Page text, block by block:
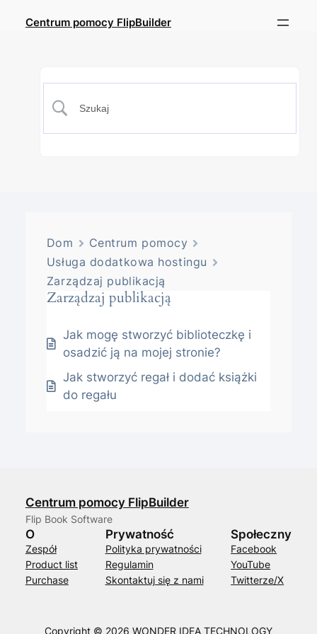
Centrum pomocy FlipBuilder
Dom
Centrum pomocy
Usługa dodatkowa hostingu
Zarządzaj publikacją
Zarządzaj publikacją
Jak mogę stworzyć biblioteczkę i
osadzić ją na mojej stronie?
Jak stworzyć regał i dodać książki
do regału
Centrum pomocy FlipBuilder
Flip Book Software
O
Zespół
Product list
Purchase
Prywatność
Polityka prywatności
Regulamin
Skontaktuj się z nami
Społeczny
Facebook
YouTube
Twitterze/X
Copyright © 2026 WONDER IDEA TECHNOLOGY